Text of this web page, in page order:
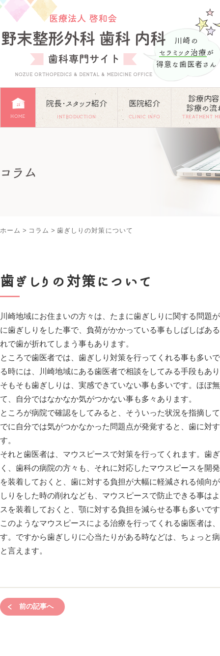
川崎の
セラミック治療 が
得意な歯医者さん
HOME
院長･スタッフ紹介
INTRODUCTION
医院紹介
CLINIC INFO
診療内
診療の流
TREATMENT
コラム
ホーム > コラム >歯ぎしりの対策について
歯ぎしりの対策について
川崎地域にお住まいの方々は、たまに歯ぎしりに関する問題
に歯ぎしりをした事で、負荷がかかっている事もしばしばあ
れで歯が折れてしまう事もあります。
ところで歯医者では、歯ぎしり対策を行ってくれる事も多い
る時には、川崎地域にある歯医者で相談をしてみる手段もあ
そもそも歯ぎしりは、実感できていない事も多いです。ほぼ
て、自分ではなかなか気がつかない事も多々あります。
ところが病院で確認をしてみると、そういった状況を指摘し
でに自分では気がつかなかった問題点が発覚すると、歯に対
す。
それと歯医者は、マウスピースで対策を行ってくれます。歯
く、歯科の病院の方々も、それに対応したマウスピースを開
を装着しておくと、歯に対する負担が大幅に軽減される傾向
しりをした時の削れなども、マウスピースで防止できる事は
スを装着しておくと、顎に対する負担を減らせる事も多いで
このようなマウスピースによる治療を行ってくれる歯医者は
す。ですから歯ぎしりに心当たりがある時などは、ちょっと
と言えます。
前の記事へ